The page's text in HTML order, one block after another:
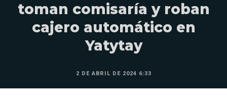
toman comisaría y roban
cajero automático en
Yatytay
2 DE ABRIL DE 2024 6:33